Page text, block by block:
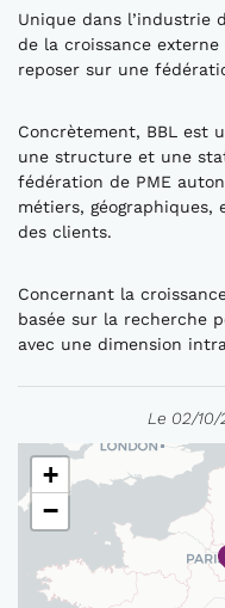
Unique dans l’industrie
de la croissance
reposer sur une
Concrètement, BBL est
une structure et une
fédération de PME
métiers,
des clients.
Concernant la
basée sur la recherche
avec une dimension
Le 02/10/
+
−